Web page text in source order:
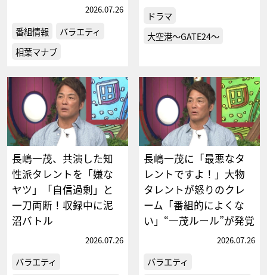
2026.07.26
番組情報
バラエティ
相葉マナブ
ドラマ
大空港～GATE24～
長嶋一茂、共演した知
性派タレントを「嫌な
ヤツ」「自信過剰」と
一刀両断！収録中に泥
沼バトル
2026.07.26
バラエティ
長嶋一茂に「最悪なタ
レントですよ！」大物
タレントが怒りのクレ
ーム「番組的によくな
い」“一茂ルール”が発覚
2026.07.26
バラエティ